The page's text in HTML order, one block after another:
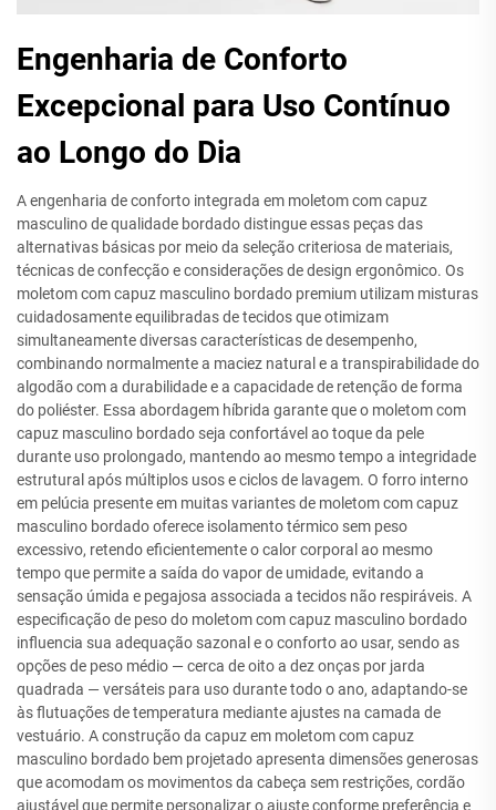
Engenharia de Conforto
Excepcional para Uso Contínuo
ao Longo do Dia
A engenharia de conforto integrada em moletom com capuz
masculino de qualidade bordado distingue essas peças das
alternativas básicas por meio da seleção criteriosa de materiais,
técnicas de confecção e considerações de design ergonômico. Os
moletom com capuz masculino bordado premium utilizam misturas
cuidadosamente equilibradas de tecidos que otimizam
simultaneamente diversas características de desempenho,
combinando normalmente a maciez natural e a transpirabilidade do
algodão com a durabilidade e a capacidade de retenção de forma
do poliéster. Essa abordagem híbrida garante que o moletom com
capuz masculino bordado seja confortável ao toque da pele
durante uso prolongado, mantendo ao mesmo tempo a integridade
estrutural após múltiplos usos e ciclos de lavagem. O forro interno
em pelúcia presente em muitas variantes de moletom com capuz
masculino bordado oferece isolamento térmico sem peso
excessivo, retendo eficientemente o calor corporal ao mesmo
tempo que permite a saída do vapor de umidade, evitando a
sensação úmida e pegajosa associada a tecidos não respiráveis. A
especificação de peso do moletom com capuz masculino bordado
influencia sua adequação sazonal e o conforto ao usar, sendo as
opções de peso médio — cerca de oito a dez onças por jarda
quadrada — versáteis para uso durante todo o ano, adaptando-se
às flutuações de temperatura mediante ajustes na camada de
vestuário. A construção da capuz em moletom com capuz
masculino bordado bem projetado apresenta dimensões generosas
que acomodam os movimentos da cabeça sem restrições, cordão
ajustável que permite personalizar o ajuste conforme preferência e